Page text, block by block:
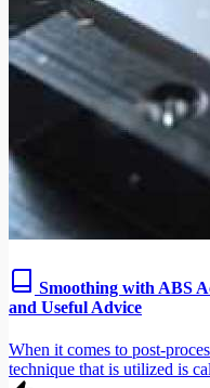
Smoothing with ABS
and Useful Advice
When it comes to post-
technique that is utilized is